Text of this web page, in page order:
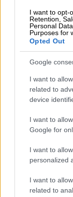
I want to opt-
Retention,
Personal
Purposes for
Opted Out
Google
I want to
related to
device
I want to
Google for
I want to
personalized
I want to
related to
Γιάννης Αϊβάζης
Την ίδια
νόσησε από
απομονωθεί
την κόρη
συμπτώματα.
διαγνώστηκα
Ισμηνούλα
δωμάτιοδεν
μπορέσω να
μέρες δεν
από τη